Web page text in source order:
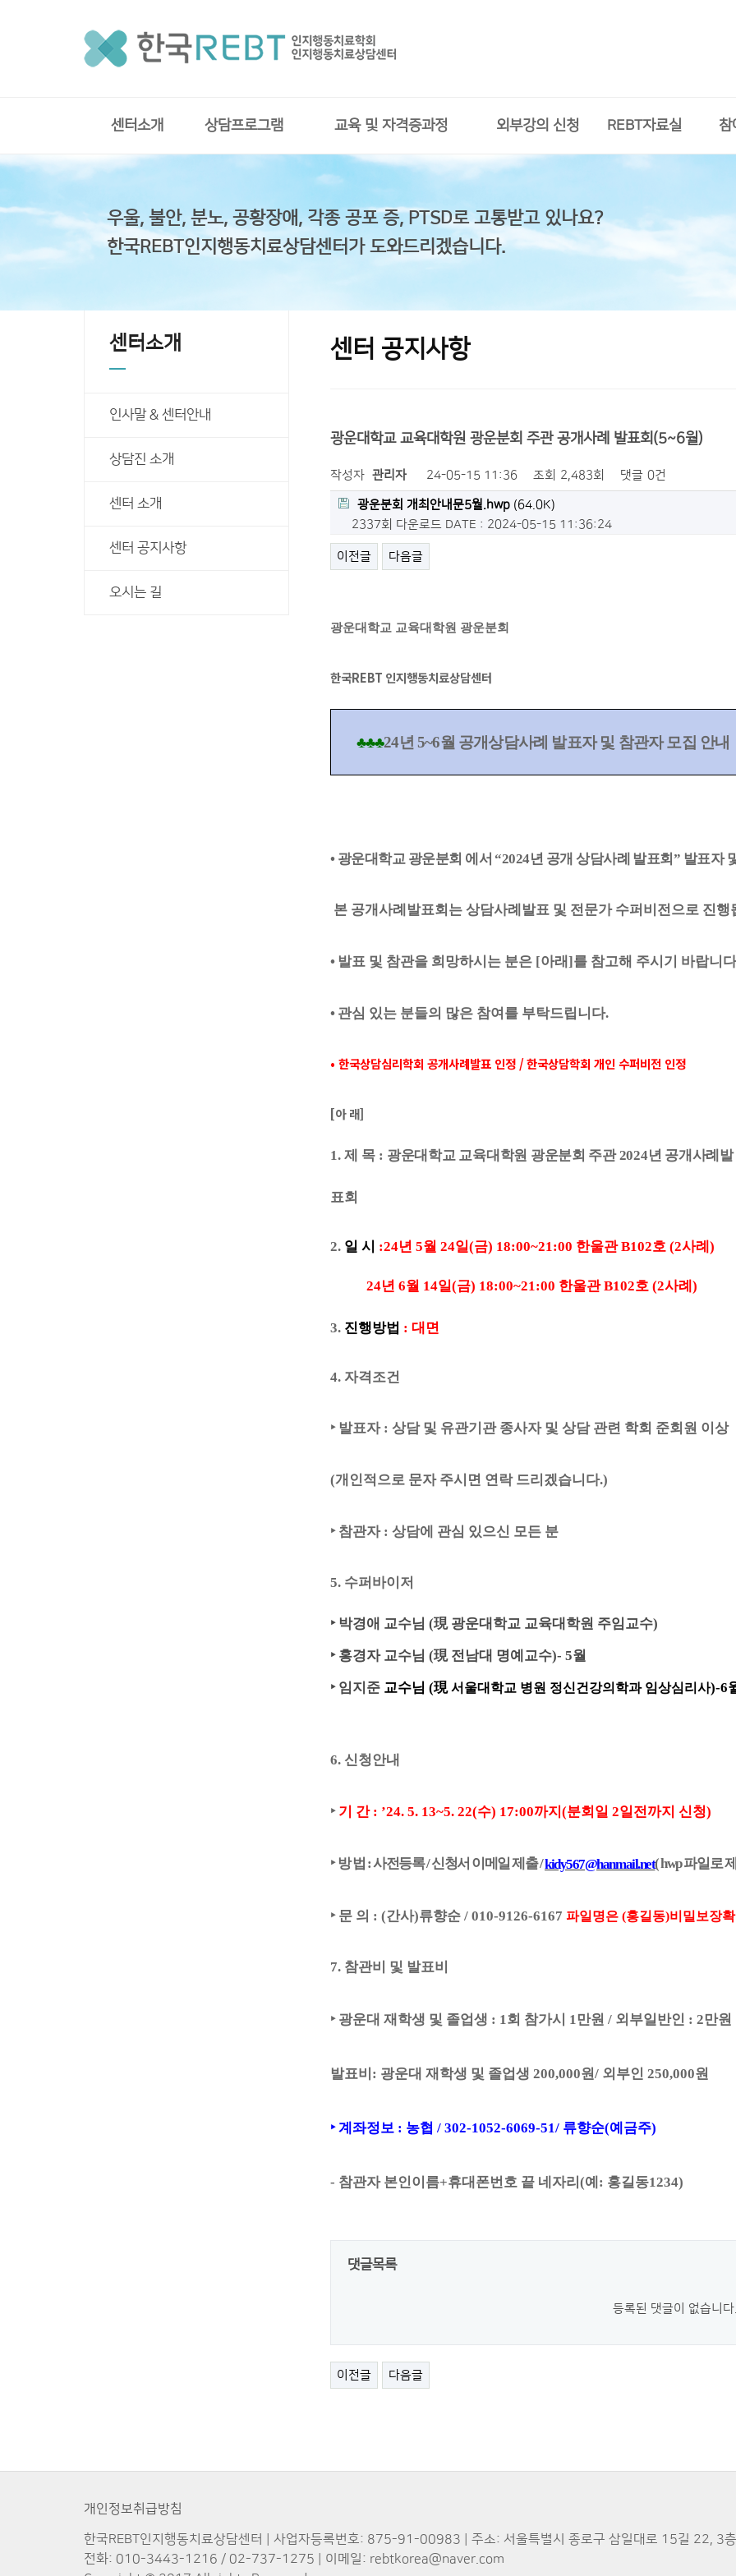
센터소개 상담프로그램 교육 및 자격증과정 외부강의 신청 REBT자료실 참
우울, 불안, 분노, 공황장애, 각종 공포 증, PTSD로 고통받고 있나요?
한국REBT인지행동치료상담센터가 도와드리겠습니다.
센터소개
인사말 & 센터안내
상담진 소개
센터 소개
센터 공지사항
오시는 길
센터 공지사항
광운대학교 교육대학원 광운분회 주관 공개사례 발표회(5~6월)
작성자 관리자 24-05-15 11:36 조회 2,483회 댓글 0건
광운분회 개최안내문5월.hwp (64.0K)
2337회 다운로드 DATE : 2024-05-15 11:36:24
이전글 다음글
광운대학교 교육대학원 광운분회
한국REBT 인지행동치료상담센터
♣♣♣24년 5~6월 공개상담사례 발표자 및 참관자 모집 안내
• 광운대학교 광운분회 에서 “2024년 공개 상담사례 발표회 ” 발표자
본 공개사례발표회는 상담사례발표 및 전문가 수퍼비전으로 진행
• 발표 및 참관을 희망하시는 분은 [아래]를 참고해 주시기 바랍니
• 관심 있는 분들의 많은 참여를 부탁드립니다.
• 한국상담심리학회 공개사례발표 인정 /한국상담학회 개인 수퍼비전 인정
[아 래]
1. 제 목 : 광운대학교 교육대학원 광운분회 주관2024년 공개사례발
표회
2. 일 시 :24년 5월 24일(금) 18:00~21:00 한울관B102호 (2사례 )
24년 6월 14일(금) 18:00~21:00 한울관B102호 (2사례 )
3. 진행방법 : 대면
4. 자격조건
‣ 발표자 : 상담 및 유관기관 종사자 및 상담 관련 학회 준회원 이상
(개인적으로 문자 주시면 연락 드리겠습니다.)
‣ 참관자 : 상담에 관심 있으신 모든 분
5. 수퍼바이저
‣ 박경애 교수님 (現 광운대학교 교육대학원 주임교수)
‣ 홍경자 교수님 (現 전남대 명예교수)- 5월
‣ 임지준 교수님 (現 서울대학교 병원 정신건강의학과 임상심리사)-6
6. 신청안내
‣ 기 간 : ’24. 5. 13~5. 22(수) 17:00까지 (분회일 2일전까지 신청)
‣ 방 법 :사전등록/신청서 이메일 제출/kidy567@hanmail.net( hwp파일로
‣ 문 의 : (간사)류향순 / 010-9126-6167 파일명은 (홍길동)비밀보장
7. 참관비 및 발표비
‣ 광운대 재학생 및 졸업생 : 1회 참가시 1만원 / 외부일반인 : 2만원
발표비 : 광운대 재학생 및 졸업생 200,000원/ 외부인 250,000원
‣계좌정보 : 농협 / 302-1052-6069-51/ 류향순(예금주)
- 참관자 본인이름+휴대폰번호 끝 네자리 (예 : 홍길동1234)
댓글목록
등록된 댓글이 없습니
이전글 다음글
개인정보취급방침
한국REBT인지행동치료상담센터 | 사업자등록번호: 875-91-00983 | 주소: 서울특별시 종로구 삼일대로 15길 22, 3
전화: 010-3443-1216 / 02-737-1275 | 이메일: rebtkorea@naver.com